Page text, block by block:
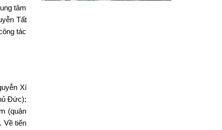
tâm
Tất
tác
Xí
Đức);
(quận
Về tiến